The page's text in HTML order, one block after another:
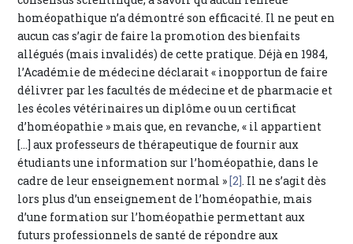
homéopathique n’a démontré son efficacité. Il ne peut en
aucun cas s’agir de faire la promotion des bienfaits
allégués (mais invalidés) de cette pratique. Déjà en 1984,
l’Académie de médecine déclarait « inopportun de faire
délivrer par les facultés de médecine et de pharmacie et
les écoles vétérinaires un diplôme ou un certificat
d’homéopathie » mais que, en revanche, « il appartient
[…] aux professeurs de thérapeutique de fournir aux
étudiants une information sur l’homéopathie, dans le
cadre de leur enseignement normal »[2]. Il ne s’agit dès
lors plus d’un enseignement de l’homéopathie, mais
d’une formation sur l’homéopathie permettant aux
futurs professionnels de santé de répondre aux